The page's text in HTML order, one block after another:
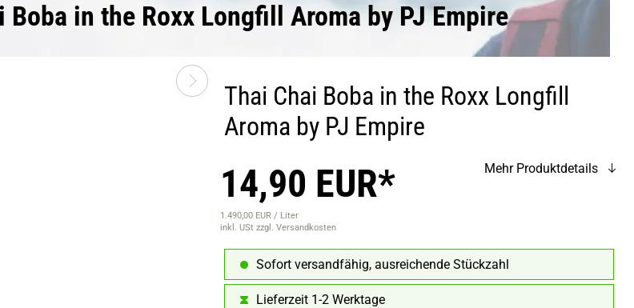
Boba in the Roxx Longfill Aroma by PJ Empire
Thai Chai Boba in the Roxx Longfill
Aroma by PJ Empire
14,90 EUR*
1.490,00 EUR / Liter
inkl. USt zzgl. Versandkosten
Mehr Produktdetails
Sofort versandfähig, ausreichende Stückzahl
Lieferzeit 1-2 Werktage